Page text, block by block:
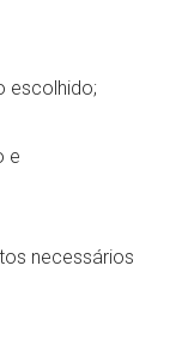
escolhido;
e
necessários